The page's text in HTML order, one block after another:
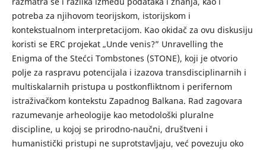
potreba za njihovom teorijskom, istorijskom i
kontekstualnom interpretacijom. Kao okidač za ovu diskusiju
koristi se ERC projekat „Unde venis?” Unravelling the
Enigma of the Stećci Tombstones (STONE), koji je otvorio
polje za raspravu potencijala i izazova transdisciplinarnih i
multiskalarnih pristupa u postkonfliktnom i perifernom
istraživačkom kontekstu Zapadnog Balkana. Rad zagovara
razumevanje arheologije kao metodološki pluralne
discipline, u kojoj se prirodno-naučni, društveni i
humanistički pristupi ne suprotstavljaju, već povezuju oko